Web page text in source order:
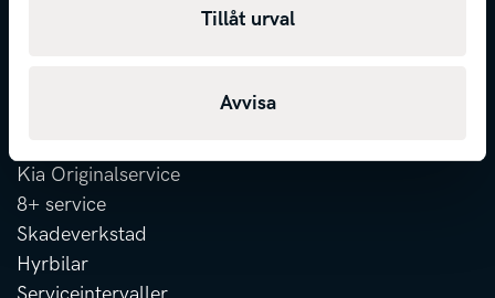
Tillåt urval
Avvisa
Kia Originalservice
8+ service
Skadeverkstad
Hyrbilar